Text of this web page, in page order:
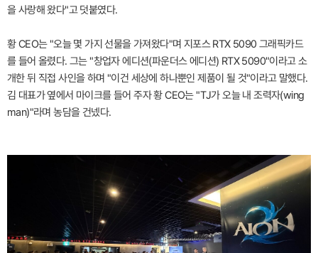
을 사랑해 왔다"고 덧붙였다.
황 CEO는 "오늘 몇 가지 선물을 가져왔다"며 지포스 RTX 5090 그래픽카드
를 들어 올렸다. 그는 "창업자 에디션(파운더스 에디션) RTX 5090"이라고 소
개한 뒤 직접 사인을 하며 "이건 세상에 하나뿐인 제품이 될 것"이라고 말했다.
김 대표가 옆에서 마이크를 들어 주자 황 CEO는 "TJ가 오늘 내 조력자(wing
man)"라며 농담을 건넸다.